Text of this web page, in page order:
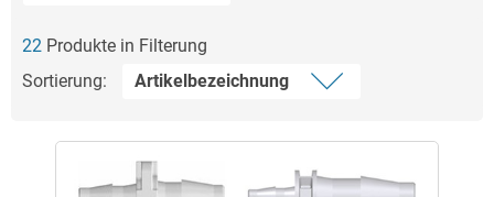
22 Produkte in Filterung
Sortierung: